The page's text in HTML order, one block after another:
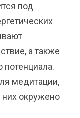
под
а также
потенциала.
медитации,
них окружено